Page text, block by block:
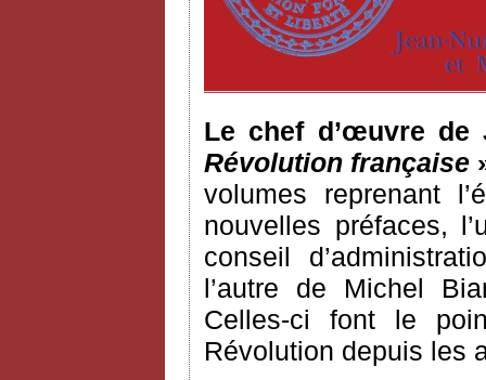
Le chef d’œuvre de
Révolution française
volumes reprenant
nouvelles préfaces,
conseil
l’autre de Michel
Celles-ci font le
Révolution depuis les